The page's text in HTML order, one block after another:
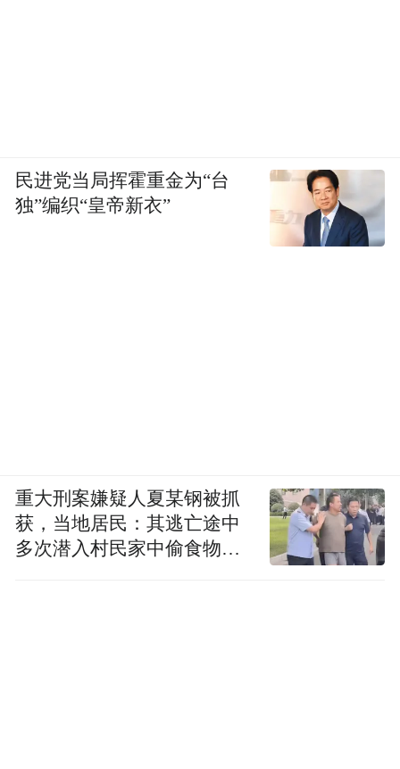
民进党当局挥霍重金为“台
独”编织“皇帝新衣”
重大刑案嫌疑人夏某钢被抓
获，当地居民：其逃亡途中
多次潜入村民家中偷食物被